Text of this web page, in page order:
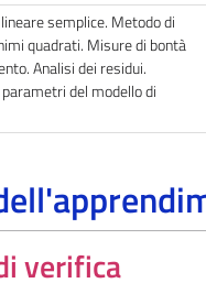
semplice. Metodo di
quadrati. Misure di bontà
Analisi dei residui.
del modello di
verifica